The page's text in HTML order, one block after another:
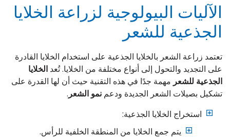
الآليات البيولوجية لزراعة الخلايا
الجذعية للشعر
تعتمد زراعة الشعر بالخلايا الجذعية على استخدام الخلايا القادرة
على التجديد والتحول إلى أنواع مختلفة من الخلايا. تُعد الخلايا
الجذعية للشعر مهمة جدًا في هذه التقنية حيث أن لها القدرة على
تشكيل بصيلات الشعر الجديدة ودعم نمو الشعر.
استخراج الخلايا الجذعية:
يتم جمع الخلايا من المنطقة الخلفية للرأس.